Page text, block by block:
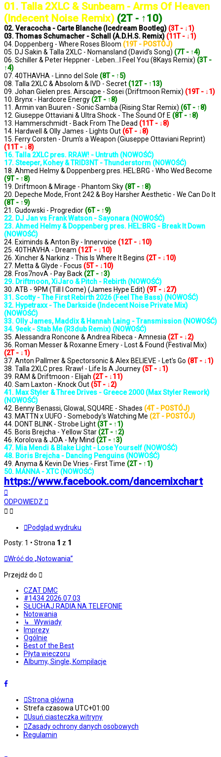
01. Talla 2XLC & Sunbeam - Arms Of Heaven
(Indecent Noise Remix) (2T - ↑10)
02. Veracocha - Carte Blanche (Icedream Bootleg) (3T - ↓1)
03. Thomas Schumacher - Schall (A.D.H.S. Remix) (11T - ↓1)
04. Doppenberg - Where Roses Bloom (19T - POSTÓJ)
05. DJ Sakin & Talla 2XLC - Nomansland (David's Song) (7T - ↑4)
06. Schiller & Peter Heppner - Leben...I Feel You (8Kays Remix) (3T -
↑4)
07. 40THAVHA - Linno del Sole (8T - ↑5)
08. Talla 2XLC & Absolom & IVD - Secret (12T - ↑13)
09. Johan Gielen pres. Airscape - Sosei (Driftmoon Remix) (19T - ↓1)
10. Brynx - Hardcore Energy (2T - ↑8)
11. Armin van Buuren - Sonic Samba (Rising Star Remix) (6T - ↑8)
12. Giuseppe Ottaviani & Ultra Shock - The Sound Of E (8T - ↑8)
13. Hammerschmidt - Back From The Dead (11T - ↓8)
14. Hardwell & Olly James - Lights Out (6T - ↓8)
15. Ferry Corsten - Drum's a Weapon (Giuseppe Ottaviani Reprint)
(11T - ↓8)
16. Talla 2XLC pres. RRAW! - Untruth (NOWOŚĆ)
17. Steeper, Kohey & TRID3NT - Thunderstorm (NOWOŚĆ)
18. Ahmed Helmy & Doppenberg pres. HEL:BRG - Who Wed Become
(9T - ↑8)
19. Driftmoon & Mirage - Phantom Sky (8T - ↑8)
20. Depeche Mode, Front 242 & Boy Harsher Aesthetic - We Can Do It
(8T - ↑9)
21. Gudowski - Progredior (6T - ↑9)
22. DJ Jan vs Frank Watson - Sayonara (NOWOŚĆ)
23. Ahmed Helmy & Doppenberg pres. HEL:BRG - Break It Down
(NOWOŚĆ)
24. Eximinds & Anton By - Innervoice (12T - ↓10)
25. 40THAVHA - Dream (12T - ↓10)
26. Xincher & Narkinz - This Is Where It Begins (2T - ↓10)
27. Metta & Glyde - Focus (5T - ↓10)
28. Fros7novA - Pay Back (2T - ↑3)
29. Driftmoon, XiJaro & Pitch - Rebirth (NOWOŚĆ)
30. ATB - 9PM (Till I Come) (James Hype Edit) (9T - ↓27)
31. Scotty - The First Rebirth 2026 (Feel The Bass) (NOWOŚĆ)
32. Hypetraxx - The Darkside (Indecent Noise Private Mix)
(NOWOŚĆ)
33. Olly James, Maddix & Hannah Laing - Transmission (NOWOŚĆ)
34. 9eek - Stab Me (R3dub Remix) (NOWOŚĆ)
35. Alessandra Roncone & Andrea Ribeca - Amnesia (2T - ↓2)
36. Roman Messer & Roxanne Emery - Lost & Found (Festival Mix)
(2T - ↓1)
37. Anton Pallmer & Spectorsonic & Alex BELIEVE - Let's Go (8T - ↓1)
38. Talla 2XLC pres. Rraw! - Life Is A Journey (5T - ↓1)
39. RAM & Driftmoon - Elijah (2T - ↓11)
40. Sam Laxton - Knock Out (5T - ↓2)
41. Max Styler & Three Drives - Greece 2000 (Max Styler Rework)
(NOWOŚĆ)
42. Benny Benassi, Glowal, SQU4RE - Shades (4T - POSTÓJ)
43. MATTN x UUFO - Somebody's Watching Me (2T - POSTÓJ)
44. DONT BLINK - Strobe Light (3T - ↑1)
45. Boris Brejcha - Yellow Star (2T - ↑2)
46. Korolova & JOA - My Mind (2T - ↑3)
47. Mia Mendi & Blake Light - Lose Yourself (NOWOŚĆ)
48. Boris Brejcha - Dancing Penguins (NOWOŚĆ)
49. Anyma & Kevin De Vries - First Time (2T - ↑1)
50. MANNA - XTC (NOWOŚĆ)
https://www.facebook.com/dancemixchart
górę
ODPOWIEDZ
Podgląd wydruku
Posty: 1 • Strona 1 z 1
Wróć do „Notowania”
Przejdź do
CZAT DMC
#1434 2026.07.03
SŁUCHAJ RADIA NA TELEFONIE
Notowania
↳ Wywiady
Imprezy
Ogólnie
Best of the Best
Płyta wieczoru
Albumy, Single, Kompilacje
Strona główna
Strefa czasowaUTC+01:00
Usuń ciasteczka witryny
Zasady ochrony danych osobowych
Regulamin